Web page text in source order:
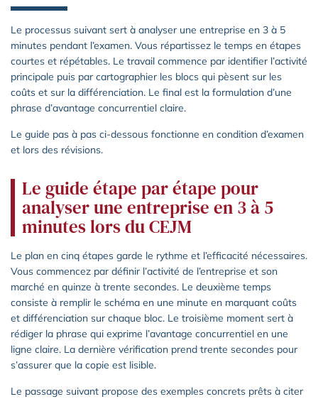
Le processus suivant sert à analyser une entreprise en 3 à 5
minutes pendant l’examen. Vous répartissez le temps en étapes
courtes et répétables. Le travail commence par identifier l’activité
principale puis par cartographier les blocs qui pèsent sur les
coûts et sur la différenciation. Le final est la formulation d’une
phrase d’avantage concurrentiel claire.
Le guide pas à pas ci-dessous fonctionne en condition d’examen
et lors des révisions.
Le guide étape par étape pour
analyser une entreprise en 3 à 5
minutes lors du CEJM
Le plan en cinq étapes garde le rythme et l’efficacité nécessaires.
Vous commencez par définir l’activité de l’entreprise et son
marché en quinze à trente secondes. Le deuxième temps
consiste à remplir le schéma en une minute en marquant coûts
et différenciation sur chaque bloc. Le troisième moment sert à
rédiger la phrase qui exprime l’avantage concurrentiel en une
ligne claire. La dernière vérification prend trente secondes pour
s’assurer que la copie est lisible.
Le passage suivant propose des exemples concrets prêts à citer